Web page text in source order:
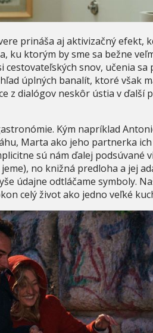
prináša aj aktivizačný efekt,
ku ktorým by sme sa bežne
snov, učenia sa
úplných banalít, ktoré však
z dialógov neskôr ústia v ďalší
Kým napríklad
Marta ako jeho partnerka ich
sú nám ďalej podsúvané
no knižná predloha a jej
údajne odtláčame symboly.
celý život ako jedno veľké